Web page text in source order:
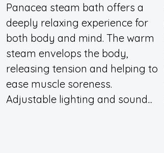
Panacea steam bath offers a
deeply relaxing experience for
both body and mind. The warm
steam envelops the body,
releasing tension and helping to
ease muscle soreness.
Adjustable lighting and sound...